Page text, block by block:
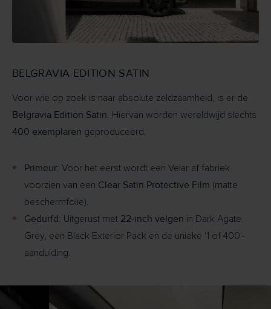
BELGRAVIA EDITION SATIN
Voor wie op zoek is naar absolute zeldzaamheid, is er de
Belgravia Edition Satin . Hiervan worden wereldwijd slechts
400 exemplaren geproduceerd.
Primeur: Voor het eerst wordt een Velar af fabriek
voorzien van een Clear Satin Protective Film (matte
beschermfolie).
Gedurfd: Uitgerust met 22-inch velgen in Dark Agate
Grey, een Black Exterior Pack en de unieke '1 of 400'-
aanduiding.